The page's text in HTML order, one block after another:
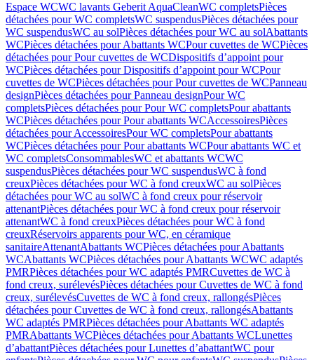
Espace WCWC lavants Geberit AquaCleanWC completsPièces
détachées pour WC completsWC suspendusPièces détachées pour
WC suspendusWC au solPièces détachées pour WC au solAbattants
WCPièces détachées pour Abattants WCPour cuvettes de WCPièces
détachées pour Pour cuvettes de WCDispositifs d’appoint pour
WCPièces détachées pour Dispositifs d’appoint pour WCPour
cuvettes de WCPièces détachées pour Pour cuvettes de WCPanneau
designPièces détachées pour Panneau designPour WC
completsPièces détachées pour Pour WC completsPour abattants
WCPièces détachées pour Pour abattants WCAccessoiresPièces
détachées pour AccessoiresPour WC completsPour abattants
WCPièces détachées pour Pour abattants WCPour abattants WC et
WC completsConsommablesWC et abattants WCWC
suspendusPièces détachées pour WC suspendusWC à fond
creuxPièces détachées pour WC à fond creuxWC au solPièces
détachées pour WC au solWC à fond creux pour réservoir
attenantPièces détachées pour WC à fond creux pour réservoir
attenantWC à fond creuxPièces détachées pour WC à fond
creuxRéservoirs apparents pour WC, en céramique
sanitaireAttenantAbattants WCPièces détachées pour Abattants
WCAbattants WCPièces détachées pour Abattants WCWC adaptés
PMRPièces détachées pour WC adaptés PMRCuvettes de WC à
fond creux, surélevésPièces détachées pour Cuvettes de WC à fond
creux, surélevésCuvettes de WC à fond creux, rallongésPièces
détachées pour Cuvettes de WC à fond creux, rallongésAbattants
WC adaptés PMRPièces détachées pour Abattants WC adaptés
PMRAbattants WCPièces détachées pour Abattants WCLunettes
d’abattantPièces détachées pour Lunettes d’abattantWC pour